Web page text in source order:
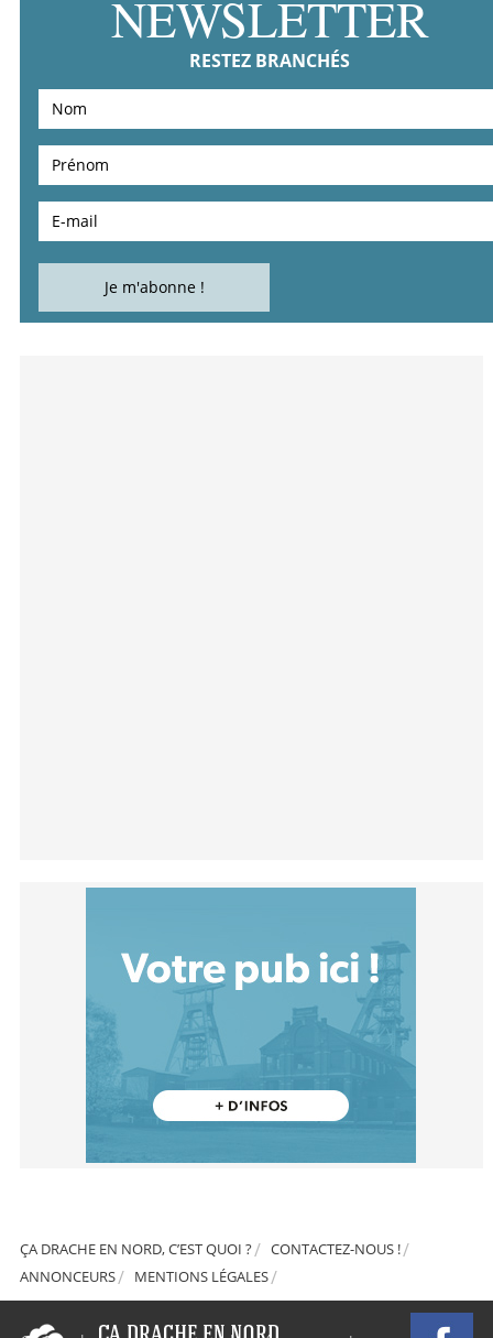
NEWSLETTER
RESTEZ BRANCHÉS
ÇA DRACHE EN NORD, C’EST QUOI ?
CONTACTEZ-NOUS !
ANNONCEURS
MENTIONS LÉGALES